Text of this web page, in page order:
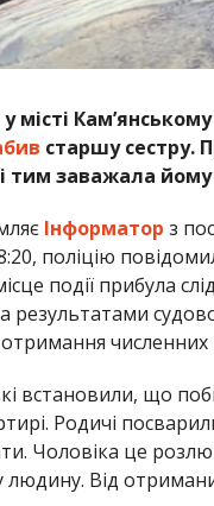
у місті
старшу сестру.
тим заважала
Інформатор з
поліцію
події прибула
результатами
отримання
встановили, що
Родичі
Чоловіка це
людину. Від